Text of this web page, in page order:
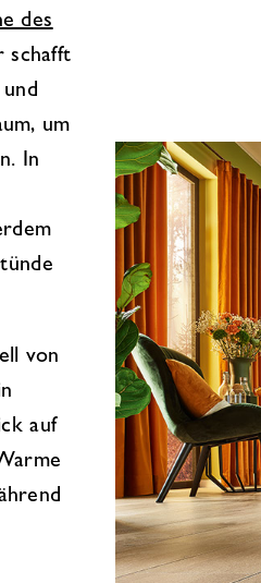
des
schafft
um
In
von
auf